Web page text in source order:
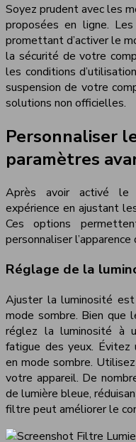
Soyez prudent avec les
proposées en ligne.
promettant d’activer le
la sécurité de votre
les conditions
suspension de votre
solutions non officielles.
Personnaliser
paramètres
Après avoir activé le
expérience en ajustant
Ces options
personnaliser l’apparence
Réglage de la
Ajuster la luminosité
mode sombre. Bien que
réglez la luminosité à
fatigue des yeux. Évitez
en mode sombre.
votre appareil. De
de lumière bleue,
filtre peut améliorer le